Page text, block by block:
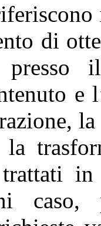
di
e
la